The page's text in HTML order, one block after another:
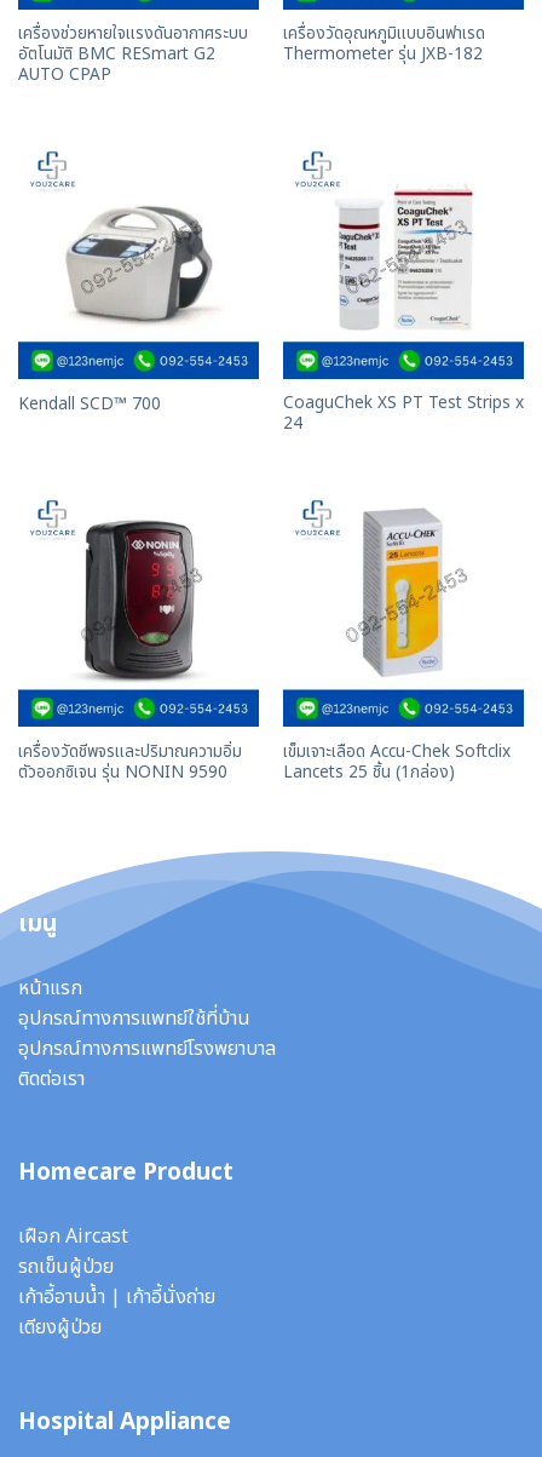
เครื่องช่วยหายใจแรงดันอากาศระบบ
อัตโนมัติ BMC RESmart G2
AUTO CPAP
เครื่องวัดอุณหภูมิแบบอินฟาเรด
Thermometer รุ่น JXB-182
Kendall SCD™ 700
CoaguChek XS PT Test Strips x
24
เครื่องวัดชีพจรและปริมาณความอิ่ม
ตัวออกซิเจน รุ่น NONIN 9590
เข็มเจาะเลือด Accu-Chek Softclix
Lancets 25 ชิ้น (1กล่อง)
เมนู
หน้าแรก
อุปกรณ์ทางการแพทย์ใช้ที่บ้าน
อุปกรณ์ทางการแพทย์โรงพยาบาล
ติดต่อเรา
Homecare Product
เฝือก Aircast
รถเข็นผู้ป่วย
เก้าอี้อาบน้ำ | เก้าอี้นั่งถ่าย
เตียงผู้ป่วย
Hospital Appliance